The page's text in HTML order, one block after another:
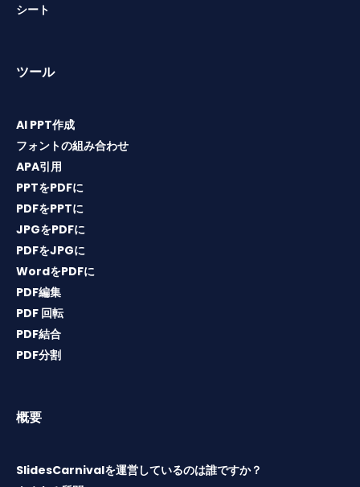
シート
ツール
AI PPT作成
フォントの組み合わせ
APA引用
PPTをPDFに
PDFをPPTに
JPGをPDFに
PDFをJPGに
WordをPDFに
PDF編集
PDF 回転
PDF結合
PDF分割
概要
SlidesCarnivalを運営しているのは誰ですか？